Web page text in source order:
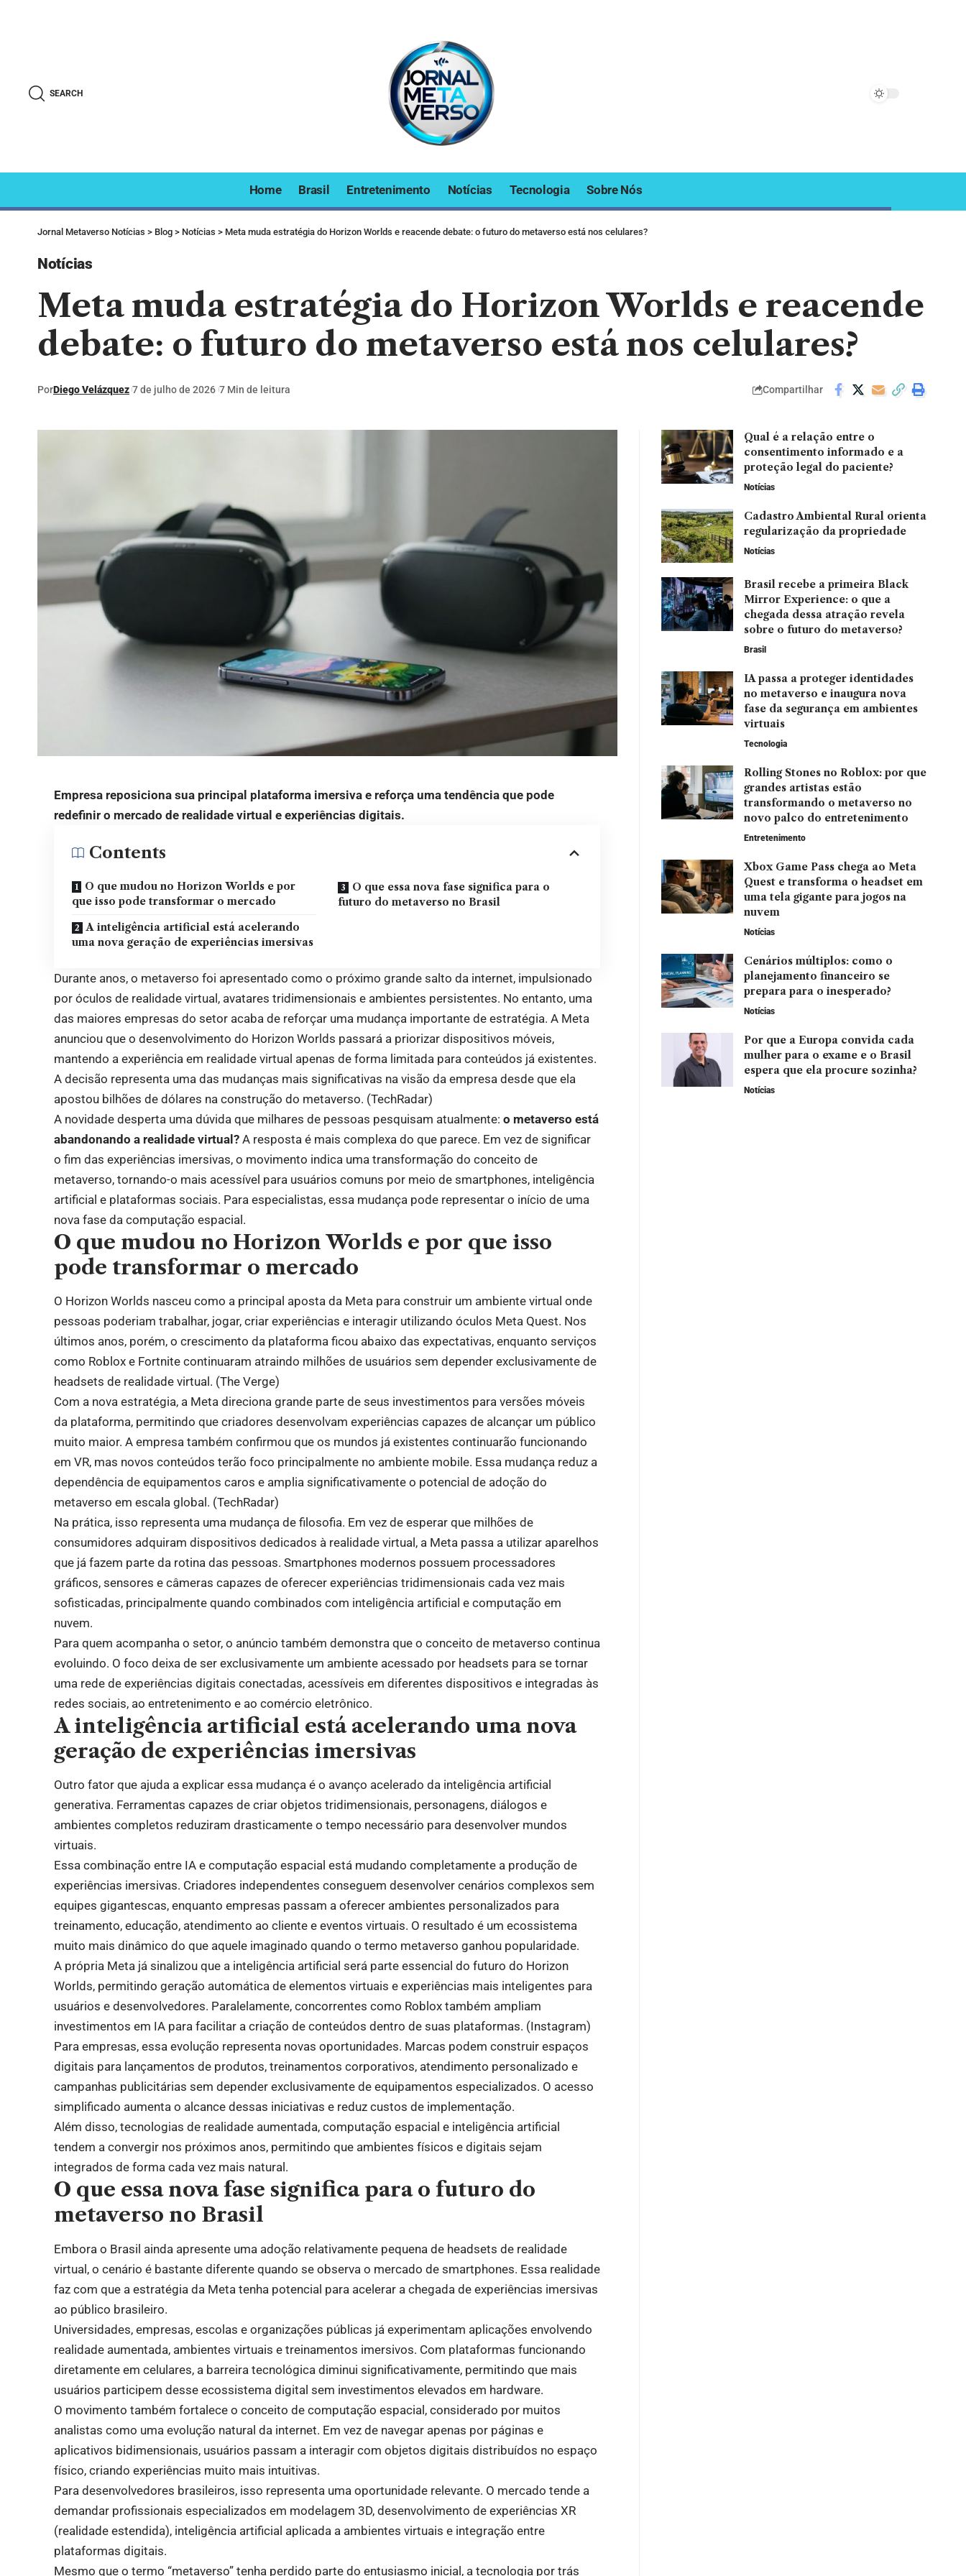
SEARCH
Home Brasil Entretenimento Notícias Tecnologia Sobre Nós
Jornal Metaverso Notícias > Blog > Notícias > Meta muda estratégia do Horizon Worlds e reacende debate: o futuro do metaverso está nos celulares?
Notícias
Meta muda estratégia do Horizon Worlds e reacende
debate: o futuro do metaverso está nos celulares?
PorDiego Velázquez 7 de julho de 2026 7 Min de leitura Compartilhar
Empresa reposiciona sua principal plataforma imersiva e reforça uma tendência que pode
redefinir o mercado de realidade virtual e experiências digitais.
Contents
O que mudou no Horizon Worlds e por
que isso pode transformar o mercado
A inteligência artificial está acelerando
uma nova geração de experiências imersivas
O que essa nova fase significa para o
futuro do metaverso no Brasil
Durante anos, o metaverso foi apresentado como o próximo grande salto da internet, impulsionado
por óculos de realidade virtual, avatares tridimensionais e ambientes persistentes. No entanto, uma
das maiores empresas do setor acaba de reforçar uma mudança importante de estratégia. A Meta
anunciou que o desenvolvimento do Horizon Worlds passará a priorizar dispositivos móveis,
mantendo a experiência em realidade virtual apenas de forma limitada para conteúdos já existentes.
A decisão representa uma das mudanças mais significativas na visão da empresa desde que ela
apostou bilhões de dólares na construção do metaverso. (TechRadar)
A novidade desperta uma dúvida que milhares de pessoas pesquisam atualmente:o metaverso está
abandonando a realidade virtual? A resposta é mais complexa do que parece. Em vez de significar
o fim das experiências imersivas, o movimento indica uma transformação do conceito de
metaverso, tornando-o mais acessível para usuários comuns por meio de smartphones, inteligência
artificial e plataformas sociais. Para especialistas, essa mudança pode representar o início de uma
nova fase da computação espacial.
O que mudou no Horizon Worlds e por que isso
pode transformar o mercado
O Horizon Worlds nasceu como a principal aposta da Meta para construir um ambiente virtual onde
pessoas poderiam trabalhar, jogar, criar experiências e interagir utilizando óculos Meta Quest. Nos
últimos anos, porém, o crescimento da plataforma ficou abaixo das expectativas, enquanto serviços
como Roblox e Fortnite continuaram atraindo milhões de usuários sem depender exclusivamente de
headsets de realidade virtual. (The Verge)
Com a nova estratégia, a Meta direciona grande parte de seus investimentos para versões móveis
da plataforma, permitindo que criadores desenvolvam experiências capazes de alcançar um público
muito maior. A empresa também confirmou que os mundos já existentes continuarão funcionando
em VR, mas novos conteúdos terão foco principalmente no ambiente mobile. Essa mudança reduz a
dependência de equipamentos caros e amplia significativamente o potencial de adoção do
metaverso em escala global. (TechRadar)
Na prática, isso representa uma mudança de filosofia. Em vez de esperar que milhões de
consumidores adquiram dispositivos dedicados à realidade virtual, a Meta passa a utilizar aparelhos
que já fazem parte da rotina das pessoas. Smartphones modernos possuem processadores
gráficos, sensores e câmeras capazes de oferecer experiências tridimensionais cada vez mais
sofisticadas, principalmente quando combinados com inteligência artificial e computação em
nuvem.
Para quem acompanha o setor, o anúncio também demonstra que o conceito de metaverso continua
evoluindo. O foco deixa de ser exclusivamente um ambiente acessado por headsets para se tornar
uma rede de experiências digitais conectadas, acessíveis em diferentes dispositivos e integradas às
redes sociais, ao entretenimento e ao comércio eletrônico.
A inteligência artificial está acelerando uma nova
geração de experiências imersivas
Outro fator que ajuda a explicar essa mudança é o avanço acelerado da inteligência artificial
generativa. Ferramentas capazes de criar objetos tridimensionais, personagens, diálogos e
ambientes completos reduziram drasticamente o tempo necessário para desenvolver mundos
virtuais.
Essa combinação entre IA e computação espacial está mudando completamente a produção de
experiências imersivas. Criadores independentes conseguem desenvolver cenários complexos sem
equipes gigantescas, enquanto empresas passam a oferecer ambientes personalizados para
treinamento, educação, atendimento ao cliente e eventos virtuais. O resultado é um ecossistema
muito mais dinâmico do que aquele imaginado quando o termo metaverso ganhou popularidade.
A própria Meta já sinalizou que a inteligência artificial será parte essencial do futuro do Horizon
Worlds, permitindo geração automática de elementos virtuais e experiências mais inteligentes para
usuários e desenvolvedores. Paralelamente, concorrentes como Roblox também ampliam
investimentos em IA para facilitar a criação de conteúdos dentro de suas plataformas. (Instagram)
Para empresas, essa evolução representa novas oportunidades. Marcas podem construir espaços
digitais para lançamentos de produtos, treinamentos corporativos, atendimento personalizado e
campanhas publicitárias sem depender exclusivamente de equipamentos especializados. O acesso
simplificado aumenta o alcance dessas iniciativas e reduz custos de implementação.
Além disso, tecnologias de realidade aumentada, computação espacial e inteligência artificial
tendem a convergir nos próximos anos, permitindo que ambientes físicos e digitais sejam
integrados de forma cada vez mais natural.
O que essa nova fase significa para o futuro do
metaverso no Brasil
Embora o Brasil ainda apresente uma adoção relativamente pequena de headsets de realidade
virtual, o cenário é bastante diferente quando se observa o mercado de smartphones. Essa realidade
faz com que a estratégia da Meta tenha potencial para acelerar a chegada de experiências imersivas
ao público brasileiro.
Universidades, empresas, escolas e organizações públicas já experimentam aplicações envolvendo
realidade aumentada, ambientes virtuais e treinamentos imersivos. Com plataformas funcionando
diretamente em celulares, a barreira tecnológica diminui significativamente, permitindo que mais
usuários participem desse ecossistema digital sem investimentos elevados em hardware.
O movimento também fortalece o conceito de computação espacial, considerado por muitos
analistas como uma evolução natural da internet. Em vez de navegar apenas por páginas e
aplicativos bidimensionais, usuários passam a interagir com objetos digitais distribuídos no espaço
físico, criando experiências muito mais intuitivas.
Para desenvolvedores brasileiros, isso representa uma oportunidade relevante. O mercado tende a
demandar profissionais especializados em modelagem 3D, desenvolvimento de experiências XR
(realidade estendida), inteligência artificial aplicada a ambientes virtuais e integração entre
plataformas digitais.
Mesmo que o termo “metaverso” tenha perdido parte do entusiasmo inicial, a tecnologia por trás
Qual é a relação entre o
consentimento informado e a
proteção legal do paciente?
Notícias
Cadastro Ambiental Rural orienta
regularização da propriedade
Notícias
Brasil recebe a primeira Black
Mirror Experience: o que a
chegada dessa atração revela
sobre o futuro do metaverso?
Brasil
IA passa a proteger identidades
no metaverso e inaugura nova
fase da segurança em ambientes
virtuais
Tecnologia
Rolling Stones no Roblox: por que
grandes artistas estão
transformando o metaverso no
novo palco do entretenimento
Entretenimento
Xbox Game Pass chega ao Meta
Quest e transforma o headset em
uma tela gigante para jogos na
nuvem
Notícias
Cenários múltiplos: como o
planejamento financeiro se
prepara para o inesperado?
Notícias
Por que a Europa convida cada
mulher para o exame e o Brasil
espera que ela procure sozinha?
Notícias